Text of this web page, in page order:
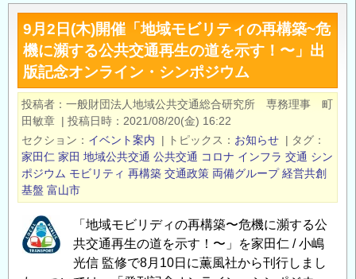
時；
地
域
公
共
交
総
合
研
所
シ
9月2日(木)開催「地域モビリティの再構築~危
機に瀕する公共交通再生の道を示す！〜」出
版記念オンライン・シンポジウム
投稿者
一般財団法人地域公共交通総合研究所 専務理事 町
田敏章 | 投稿日時
2021/08/20(金) 16:22
セクション
イベント案内 | トピックス お知らせ | タグ
家田仁 家田 地域公共交通 公共交通 コロナ インフラ 交通 シン
ポジウム モビリティ 再構築 交通政策 両備グループ 経営共創
基盤 富山市
「地域モビリディの再構築〜危機に瀕する公
共交通再生の道を示す！〜」を家田仁 / 小嶋
光信 監修で8月10日に薫風社から刊行しまし